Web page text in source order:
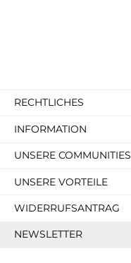
RECHTLICHES
INFORMATION
UNSERE COMMUNITIES
UNSERE VORTEILE
WIDERRUFSANTRAG
NEWSLETTER